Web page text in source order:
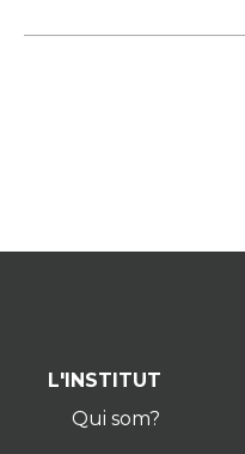
L'INSTITUT
Qui som?